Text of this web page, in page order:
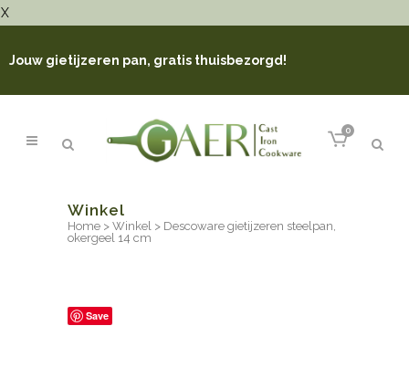
X
Jouw gietijzeren pan, gratis thuisbezorgd!
0
Winkel
Home > Winkel > Descoware gietijzeren steelpan,
okergeel 14 cm
Save